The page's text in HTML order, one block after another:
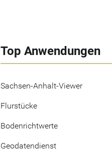
Top Anwendungen
Sachsen-Anhalt-Viewer
Flurstücke
Bodenrichtwerte
Geodatendienst